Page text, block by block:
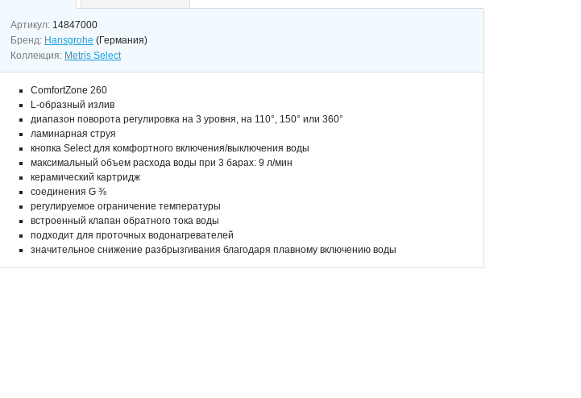
Артикул: 14847000
Бренд: Hansgrohe (Германия)
Коллекция: Metris Select
ComfortZone 260
L-образный излив
диапазон поворота регулировка на 3 уровня, на 110°, 150° или 360°
ламинарная струя
кнопка Select для комфортного включения/выключения воды
максимальный объем расхода воды при 3 барах: 9 л/мин
керамический картридж
соединения G ⅜
регулируемое ограничение температуры
встроенный клапан обратного тока воды
подходит для проточных водонагревателей
значительное снижение разбрызгивания благодаря плавному включению воды